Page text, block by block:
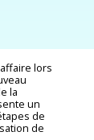
lors
la
un
de
de